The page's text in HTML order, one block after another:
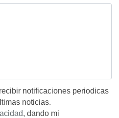
notificaciones periodicas
noticias.
, dando mi